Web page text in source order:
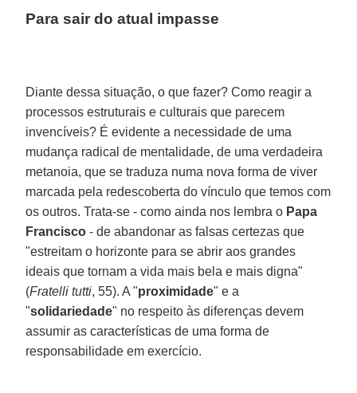
Para sair do atual impasse
Diante dessa situação, o que fazer? Como reagir a
processos estruturais e culturais que parecem
invencíveis? É evidente a necessidade de uma
mudança radical de mentalidade, de uma verdadeira
metanoia, que se traduza numa nova forma de viver
marcada pela redescoberta do vínculo que temos com
os outros. Trata-se - como ainda nos lembra o Papa
Francisco - de abandonar as falsas certezas que
"estreitam o horizonte para se abrir aos grandes
ideais que tornam a vida mais bela e mais digna"
(Fratelli tutti, 55). A "proximidade" e a
"solidariedade" no respeito às diferenças devem
assumir as características de uma forma de
responsabilidade em exercício.